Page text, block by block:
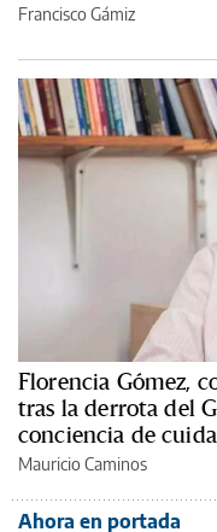
Francisco Gámiz
Florencia Gómez,
tras la derrota del
conciencia de
Mauricio Caminos
Ahora en portada